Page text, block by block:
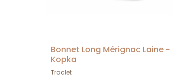
Bonnet Long Mérignac Laine -
Kopka
Traclet